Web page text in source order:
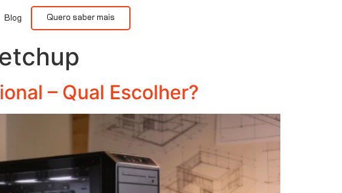
Blog Quero saber mais
– Qual Escolher?